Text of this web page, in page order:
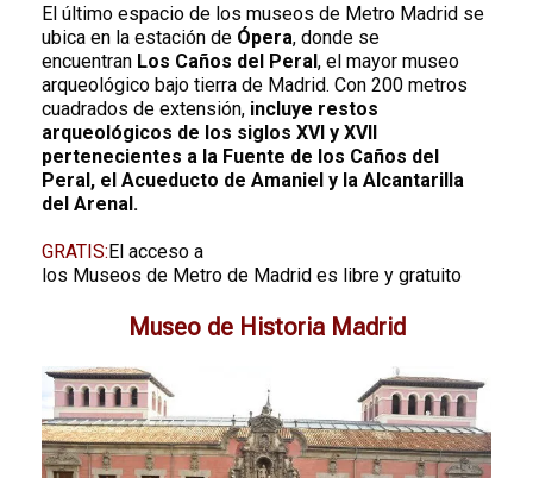
El último espacio de los museos de Metro Madrid se
ubica en la estación de Ópera, donde se
encuentran Los Caños del Peral, el mayor museo
arqueológico bajo tierra de Madrid. Con 200 metros
cuadrados de extensión, incluye restos
arqueológicos de los siglos XVI y XVII
pertenecientes a la Fuente de los Caños del
Peral, el Acueducto de Amaniel y la Alcantarilla
del Arenal.
GRATIS:El acceso a
los Museos de Metro de Madrid es libre y gratuito
Museo de Historia Madrid